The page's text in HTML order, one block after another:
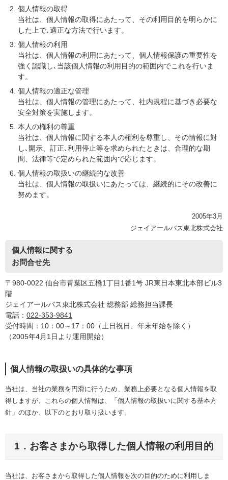
個人情報の取得
当社は、個人情報の取得にあたって、その利用目的を明らかに
した上で､適正な方法で行います。
個人情報の利用
当社は、個人情報の利用にあたって、個人情報保護の重要性を
強く認識し､当該個人情報の利用目的の範囲内でこれを行いま
す。
個人情報の適正な管理
当社は、個人情報の管理にあたって、社内規程に基づき必要な
安全対策を実施します。
本人の権利の尊重
当社は、個人情報に関する本人の権利を尊重し、その情報に対
し､開示、訂正､利用停止等を求められたときは、合理的な期
間、法律等で定められた範囲内で応じます。
個人情報の取扱いの継続的な改善
当社は、個人情報の取扱いにあたっては、継続的にその改善に
努めます。
2005年3月
ジェイアールバス東北株式会社
個人情報に関する
お問合せ先
〒980-0022 仙台市青葉区五橋1丁目1番1号 JR東日本東北本部ビル3
階
ジェイアールバス東北株式会社 総務部 総務担当課長
電話： 022-353-9841
受付時間：10：00～17：00（土日祝日、年末年始を除く）
（2005年4月1日より運用開始）
個人情報の取扱いの具体的な事項
当社は、当社の業務を円滑に行うため、業務上必要となる個人情報を取
得しますが、これらの個人情報は、「個人情報の取扱いに関する基本方
針」のほか、以下のとおり取り扱います。
1．お客さまから取得した個人情報の利用目的
当社は、お客さまから取得した個人情報を次の目的のために利用しま